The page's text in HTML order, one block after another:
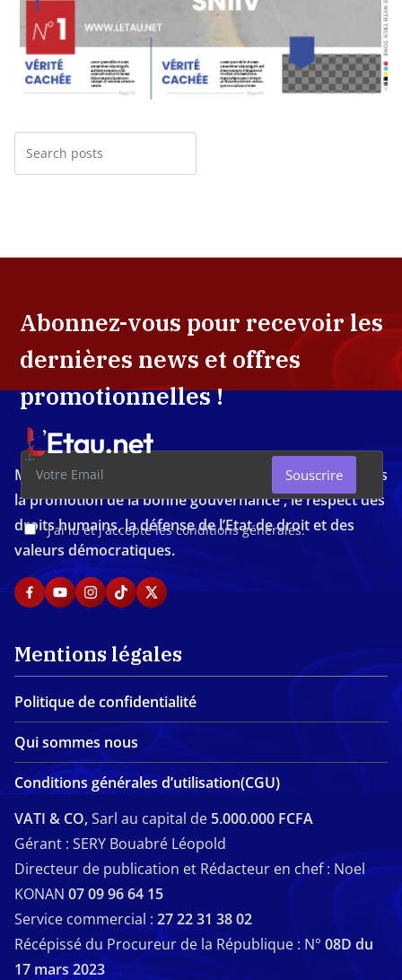
Abonnez-vous pour recevoir les
dernières news et offres
promotionnelles !
J'ai lu et j'accepte les conditions générales.
Souscrire
Média d'investigation ivoirien résolument engagé dans
la promotion de la bonne gouvernance , le respect des
droits humains, la défense de l’Etat de droit et des
valeurs démocratiques.
Mentions légales
Politique de confidentialité
Qui sommes nous
Conditions générales d’utilisation(CGU)
VATI & CO,Sarl au capital de 5.000.000 FCFA
Gérant : SERY Bouabré Léopold
Directeur de publication et Rédacteur en chef : Noel
KONAN 07 09 96 64 15
Service commercial : 27 22 31 38 02
Récépissé du Procureur de la République : N° 08D du
17 mars 2023